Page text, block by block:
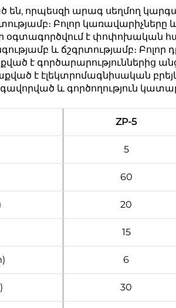
որպեսզի արագ սեղմող
Բոլոր
է փոփոխական
և ճշգրտությամբ։ Բոլոր
է գործարարություններից
է էլեկտրոմագնիսական
և գործողություն
ZP-5
5
60
20
15
6
30